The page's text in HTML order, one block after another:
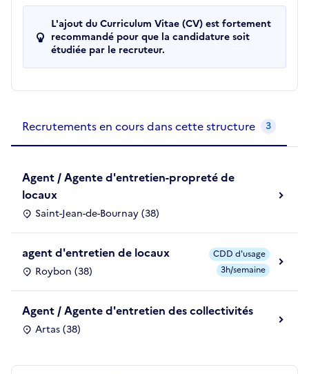
L'ajout du Curriculum Vitae (CV) est fortement
recommandé pour que la candidature soit
étudiée par le recruteur.
Recrutements en cours dans cette structure 3
Agent / Agente d'entretien-propreté de
locaux
Saint-Jean-de-Bournay (38)
agent d'entretien de locaux
Roybon (38)
CDD d'usage
3h/semaine
Agent / Agente d'entretien des collectivités
Artas (38)